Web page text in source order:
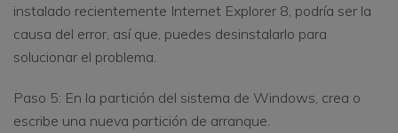
instalado recientemente Internet Explorer 8, podría ser la
causa del error, así que, puedes desinstalarlo para
solucionar el problema.
Paso 5: En la partición del sistema de Windows, crea o
escribe una nueva partición de arranque.